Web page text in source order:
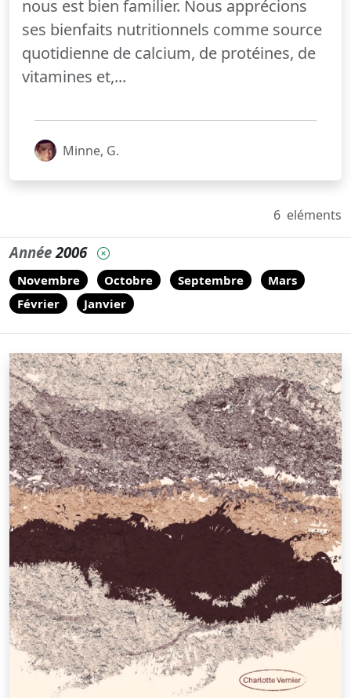
nous est bien familier. Nous apprécions
ses bienfaits nutritionnels comme source
quotidienne de calcium, de protéines, de
vitamines et,...
Minne, G.
6 eléments
Année2006
Novembre Octobre Septembre
Mars
Février
Janvier